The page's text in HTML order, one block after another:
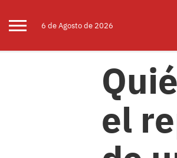
6 deAgostode 2026
el